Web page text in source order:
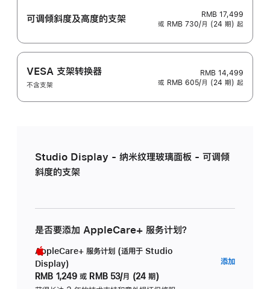
可调倾斜度及高‍度的支‍架
RMB 17,499
或 RMB 730/月 (24 期) 起
VESA 支架转换器
不含支架
RMB 14,499
或 RMB 605/月 (24 期) 起
Studio Display - 纳米纹理玻璃面板 - 可调倾
斜度的支架
是否要添加 AppleCare+ 服务计划？
AppleCare+ 服务计划 (适用于 Studio
Display)
RMB 1,249 或 RMB 53/月 (24 期)
添加